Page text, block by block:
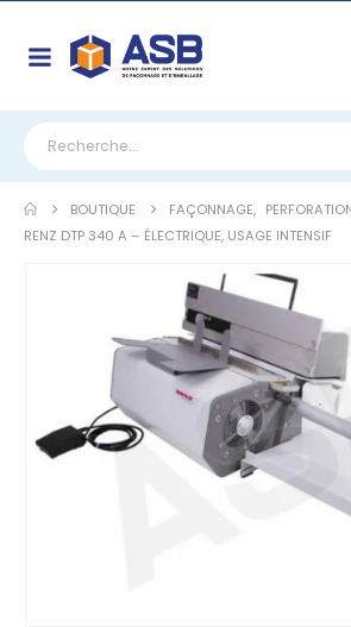
BOUTIQUE FAÇONNAGE,
RENZ DTP 340 A – ÉLECTRIQUE, USAGE INTENSIF